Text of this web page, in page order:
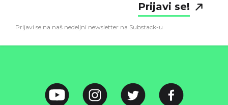
Prijavi se!
Prijavi se na naš nedeljni newsletter na Substack-u